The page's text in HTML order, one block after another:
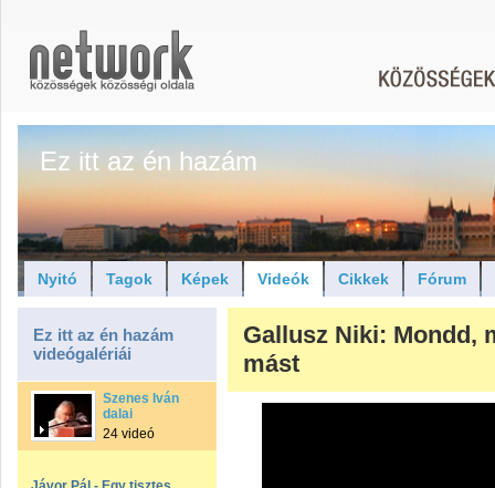
Ez itt az én hazám
Nyitó Tagok Képek Videók Cikkek Fórum
Ez itt az én hazám
videógalériái
Szenes Iván
dalai
24 videó
Gallusz Niki: Mondd,
mást